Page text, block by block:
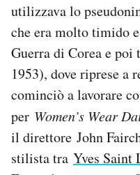
utilizzava lo
che era molto timido
Guerra di Corea e poi
1953), dove riprese a
cominciò a lavorare
per Women’s Wear
il direttore John
stilista tra Yves Saint